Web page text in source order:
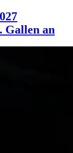
Gallen an